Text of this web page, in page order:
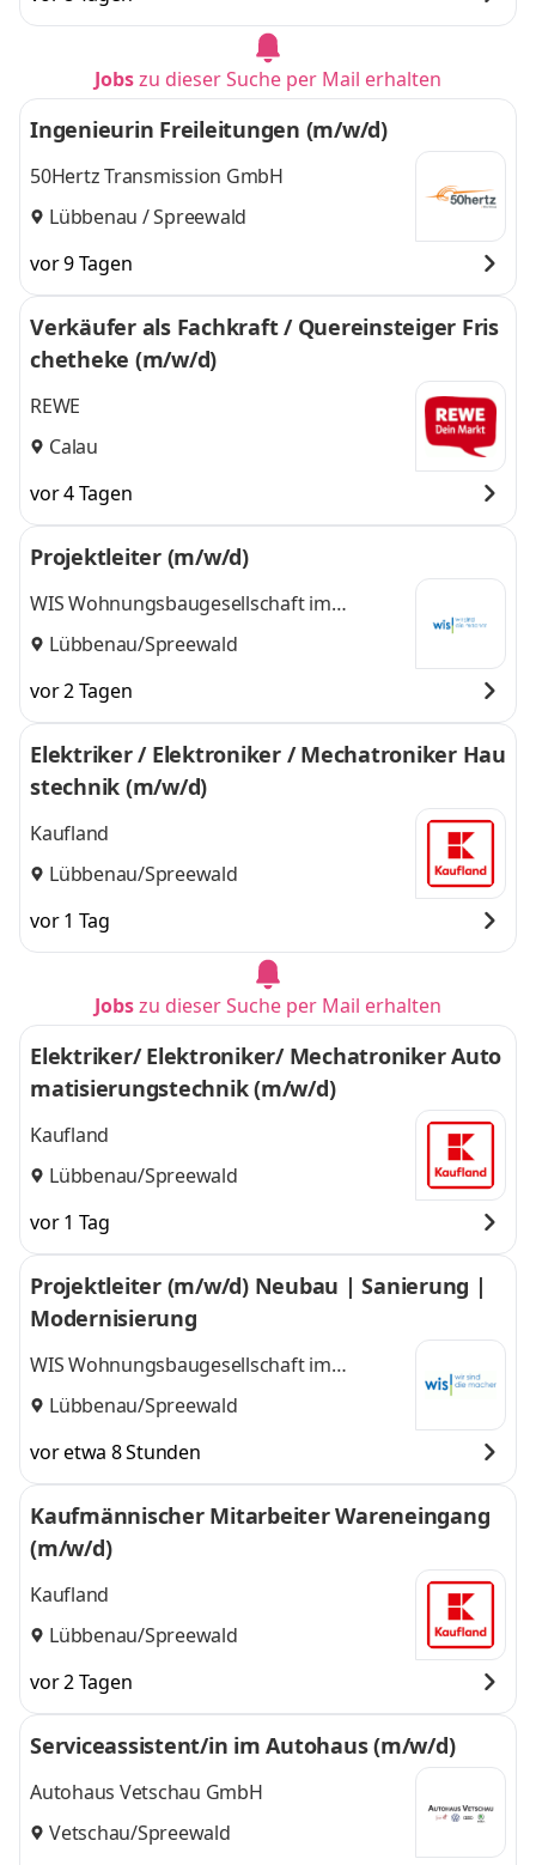
Jobszu dieser Suche per Mail erhalten
Ingenieurin Freileitungen (m/w/d)
50Hertz Transmission GmbH
Lübbenau / Spreewald
vor 9 Tagen
Verkäufer als Fachkraft / Quereinsteiger Fris
chetheke (m/w/d)
REWE
Calau
vor 4 Tagen
Projektleiter (m/w/d)
WIS Wohnungsbaugesellschaft im
Spreewald mbH
Lübbenau/Spreewald
vor 2 Tagen
Elektriker / Elektroniker / Mechatroniker Hau
stechnik (m/w/d)
Kaufland
Lübbenau/Spreewald
vor 1 Tag
Jobszu dieser Suche per Mail erhalten
Elektriker/ Elektroniker/ Mechatroniker Auto
matisierungstechnik (m/w/d)
Kaufland
Lübbenau/Spreewald
vor 1 Tag
Projektleiter (m/w/d) Neubau | Sanierung |
Modernisierung
WIS Wohnungsbaugesellschaft im
Spreewald mbH
Lübbenau/Spreewald
vor etwa 8 Stunden
Kaufmännischer Mitarbeiter Wareneingang
(m/w/d)
Kaufland
Lübbenau/Spreewald
vor 2 Tagen
Serviceassistent/in im Autohaus (m/w/d)
Autohaus Vetschau GmbH
Vetschau/Spreewald